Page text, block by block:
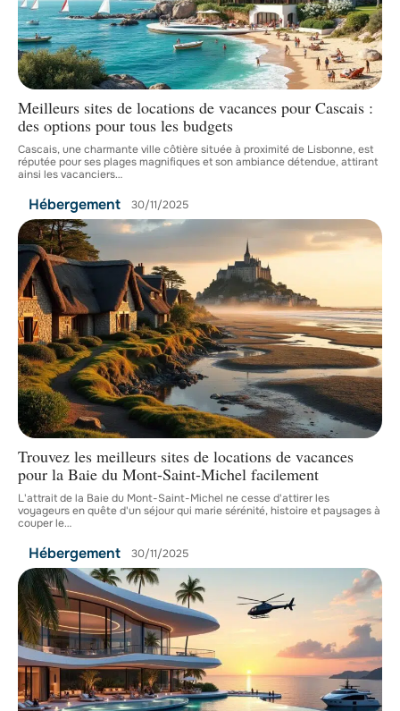
Meilleurs sites de locations de vacances pour Cascais :
des options pour tous les budgets
Cascais, une charmante ville côtière située à proximité de Lisbonne, est
réputée pour ses plages magnifiques et son ambiance détendue, attirant
ainsi les vacanciers…
Hébergement 30/11/2025
Trouvez les meilleurs sites de locations de vacances
pour la Baie du Mont-Saint-Michel facilement
L'attrait de la Baie du Mont-Saint-Michel ne cesse d'attirer les
voyageurs en quête d'un séjour qui marie sérénité, histoire et paysages à
couper le…
Hébergement 30/11/2025